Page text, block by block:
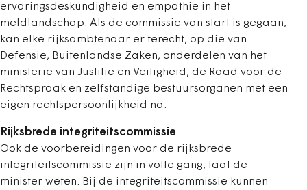
ervaringsdeskundigheid en empathie in het
meldlandschap. Als de commissie van start is gegaan,
kan elke rijksambtenaar er terecht, op die van
Defensie, Buitenlandse Zaken, onderdelen van het
ministerie van Justitie en Veiligheid, de Raad voor de
Rechtspraak en zelfstandige bestuursorganen met een
eigen rechtspersoonlijkheid na.
Rijksbrede integriteitscommissie
Ook de voorbereidingen voor de rijksbrede
integriteitscommissie zijn in volle gang, laat de
minister weten. Bij de integriteitscommissie kunnen